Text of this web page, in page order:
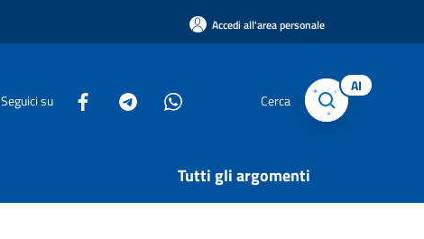
Accedi all'area personale
Seguici su Cerca
AI
Tutti gli argomenti